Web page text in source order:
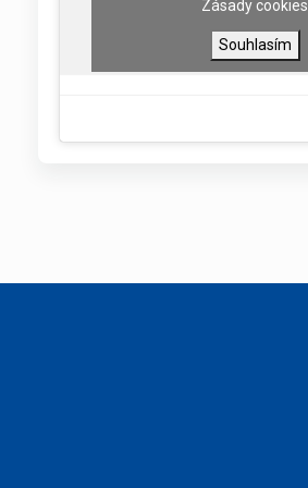
Zásady cookies
Souhlasím